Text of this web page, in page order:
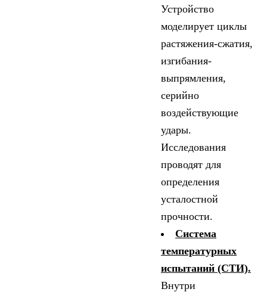
Устройство
моделирует циклы
растяжения-сжатия,
изгибания-
выпрямления,
серийно
воздействующие
удары.
Исследования
проводят для
определения
усталостной
прочности.
Система
температурных
испытаний (СТИ).
Внутри